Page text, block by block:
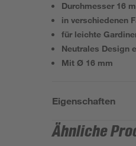
Durchmesser 16
in verschiedenen
für leichte
Neutrales Design
Mit Ø 16 mm
Eigenschaften
Ähnliche